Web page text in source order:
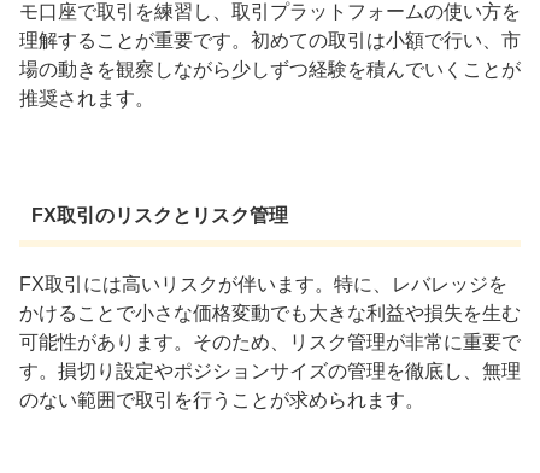
モ口座で取引を練習し、取引プラットフォームの使い方を
理解することが重要です。初めての取引は小額で行い、市
場の動きを観察しながら少しずつ経験を積んでいくことが
推奨されます。
FX取引のリスクとリスク管理
FX取引には高いリスクが伴います。特に、レバレッジを
かけることで小さな価格変動でも大きな利益や損失を生む
可能性があります。そのため、リスク管理が非常に重要で
す。損切り設定やポジションサイズの管理を徹底し、無理
のない範囲で取引を行うことが求められます。